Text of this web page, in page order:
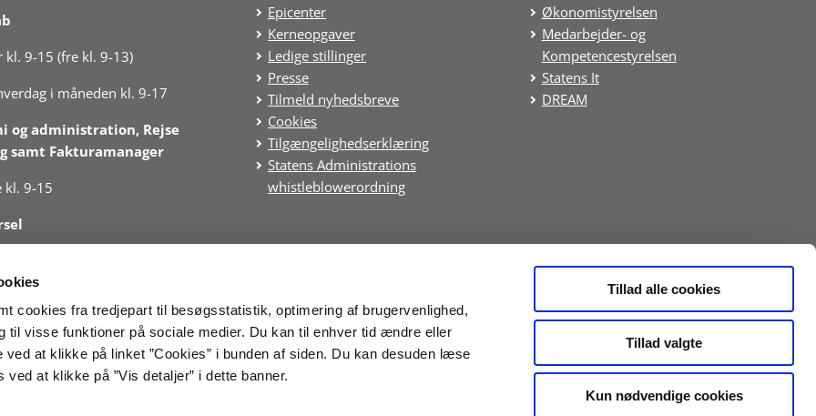
cookies fra tredjepart til besøgsstatistik, optimering af brugervenlighed,
til visse funktioner på sociale medier. Du kan til enhver tid ændre eller
at klikke på linket ”Cookies” i bunden af siden. Du kan desuden læse
at klikke på ”Vis detaljer” i dette banner.
Tillad alle cookies
Tillad valgte
Kun nødvendige cookies
kl. 9-15 (fre kl. 9-13)
i måneden kl. 9-17
og administration, Rejse
samt Fakturamanager
kl. 9-15
for Regnskab under
Epicenter
Kerneopgaver
Ledige stillinger
Presse
Tilmeld nyhedsbreve
Cookies
Tilgængelighedserklæring
Statens Administrations
whistleblowerordning
Økonomistyrelsen
Medarbejder- og
Kompetencestyrelsen
Statens It
DREAM